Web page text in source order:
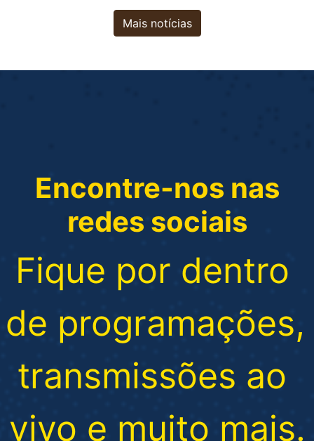
Mais notícias
Encontre-nos nas
redes sociais
Fique por dentro
de programações,
transmissões ao
vivo e muito mais.